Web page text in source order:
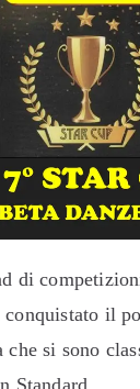
di
conquistato il
che si sono
Standard